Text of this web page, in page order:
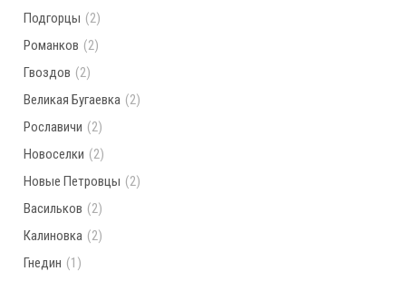
Подгорцы (2)
Романков (2)
Гвоздов (2)
Великая Бугаевка (2)
Рославичи (2)
Новоселки (2)
Новые Петровцы (2)
Васильков (2)
Калиновка (2)
Гнедин (1)